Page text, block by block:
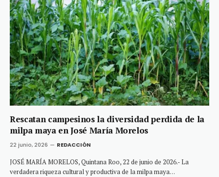
Rescatan campesinos la diversidad perdida de la
milpa maya en José María Morelos
22 junio, 2026 REDACCIÓN
JOSÉ MARÍA MORELOS, Quintana Roo, 22 de junio de 2026.- La
verdadera riqueza cultural y productiva de la milpa maya…